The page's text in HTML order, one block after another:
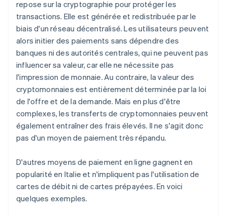
repose sur la cryptographie pour protéger les
transactions. Elle est générée et redistribuée par le
biais d'un réseau décentralisé. Les utilisateurs peuvent
alors initier des paiements sans dépendre des
banques ni des autorités centrales, qui ne peuvent pas
influencer sa valeur, car elle ne nécessite pas
l'impression de monnaie. Au contraire, la valeur des
cryptomonnaies est entièrement déterminée par la loi
de l'offre et de la demande. Mais en plus d'être
complexes, les transferts de cryptomonnaies peuvent
également entraîner des frais élevés. Il ne s'agit donc
pas d'un moyen de paiement très répandu.
D'autres moyens de paiement en ligne gagnent en
popularité en Italie et n'impliquent pas l'utilisation de
cartes de débit ni de cartes prépayées. En voici
quelques exemples.